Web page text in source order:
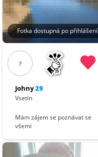
Fotka dostupná po přihlášení
?
Johny29
Vsetín
Mám zájem se poznávat se
všemi